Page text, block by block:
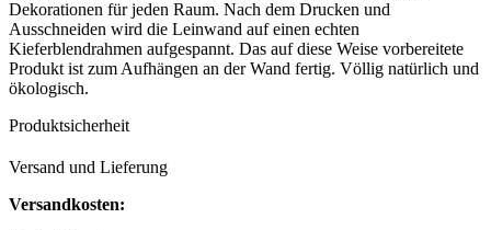
Dekorationen für jeden Raum. Nach dem Drucken und
Ausschneiden wird die Leinwand auf einen echten
Kieferblendrahmen aufgespannt. Das auf diese Weise vorbereitete
Produkt ist zum Aufhängen an der Wand fertig. Völlig natürlich und
ökologisch.
Produktsicherheit
Versand und Lieferung
Versandkosten: